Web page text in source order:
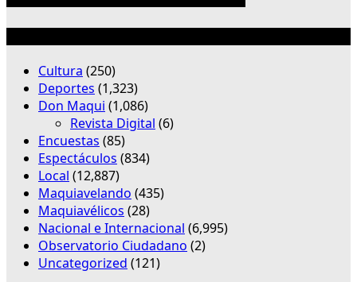
Cultura (250)
Deportes (1,323)
Don Maqui (1,086)
Revista Digital (6)
Encuestas (85)
Espectáculos (834)
Local (12,887)
Maquiavelando (435)
Maquiavélicos (28)
Nacional e Internacional (6,995)
Observatorio Ciudadano (2)
Uncategorized (121)